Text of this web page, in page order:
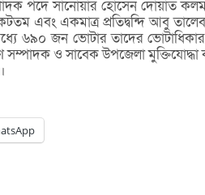
পদে সানোয়ার হোসেন দোয়াত
এবং একমাত্র প্রতিদ্বন্দি আবু
৬৯০ জন ভোটার তাদের
সম্পাদক ও সাবেক উপজেলা মুক্তিযোদ্ধা